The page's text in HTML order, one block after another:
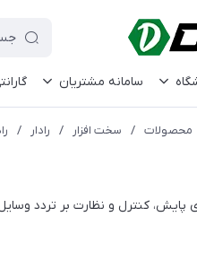
سامانه مشتریان
محصولات / سخت افزار / رادار /
پایش، کنترل و نظارت بر تردد